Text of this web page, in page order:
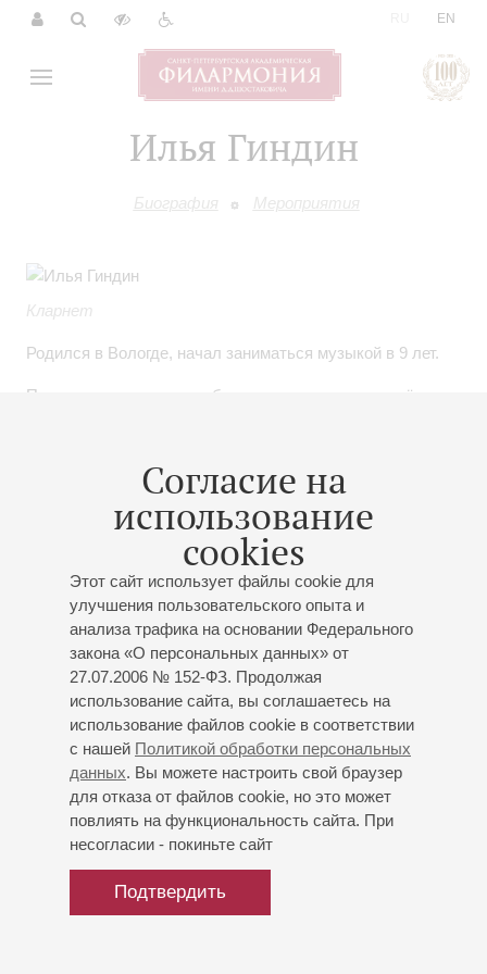
EN
Илья Гиндин
Биография Мероприятия
Согласие на
использование
cookies
Этот сайт использует файлы cookie для
улучшения пользовательского опыта и
анализа трафика на основании Федерального
закона «О персональных данных» от
27.07.2006 № 152-ФЗ. Продолжая
использование сайта, вы соглашаетесь на
использование файлов cookie в соответствии
с нашей Политикой обработки персональных
данных. Вы можете настроить свой браузер
для отказа от файлов cookie, но это может
повлиять на функциональность сайта. При
несогласии - покиньте сайт
Подтвердить
Кларнет
Родился в Вологде, начал заниматься музыкой в 9 лет.
Получив классическое образование, музыкант ещё во
обращается к культуре евреев-ашкеназов и вот уже
более 20 лет исполняет и пропагандирует музыку в стиле
«клезмер». На данный момент он является, пожалуй,
самым ярким исполнителем в России, работающим в
этом направлении. Илья Гиндин выступал более чем в
25 странах мира (в том числе в США, Канаде, Китае,
Израиле, Монголии). Выступал на одной сцене с Гиорой
Фейдманом, Девидом Кракауэром, Френком Лондоном.
Лауреат престижных наград в области народной музыки.
Имеет многочисленные записи на CD.
Среди последних значимых работ музыканта –
инициатива воплощения уникального проекта
исторической реконструкции произведений из
репертуара ансамбля «Зимро». Летом 2019 года
основанный Ильёй международный ансамбль “Engel
широкий круг слушателей к еврейской музыке начала ХХ
века. Впоследствии эта программа была исполнена в